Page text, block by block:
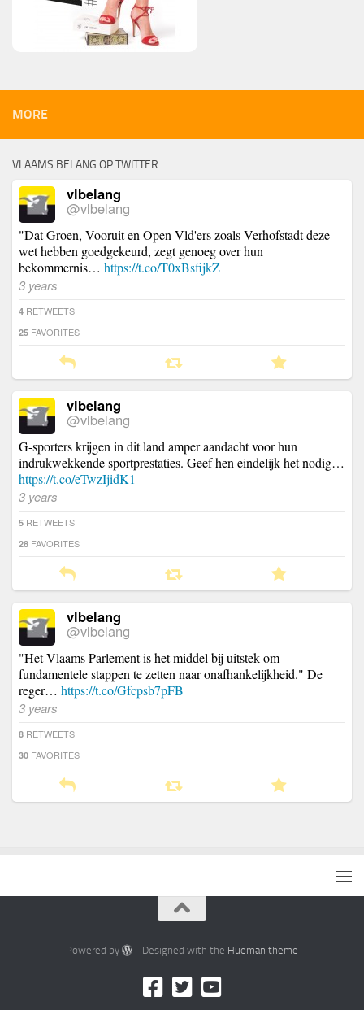
MORE
VLAAMS BELANG OP TWITTER
vlbelang
@vlbelang
"Dat Groen, Vooruit en Open Vld'ers zoals Verhofstadt deze
wet hebben goedgekeurd, zegt genoeg over hun
bekommernis… https://t.co/T0xBsfijkZ
3 years
4 RETWEETS
25 FAVORITES
vlbelang
@vlbelang
G-sporters krijgen in dit land amper aandacht voor hun
indrukwekkende sportprestaties. Geef hen eindelijk het nodig…
https://t.co/eTwzIjidK1
3 years
5 RETWEETS
28 FAVORITES
vlbelang
@vlbelang
"Het Vlaams Parlement is het middel bij uitstek om
fundamentele stappen te zetten naar onafhankelijkheid." De
reger… https://t.co/Gfcpsb7pFB
3 years
8 RETWEETS
30 FAVORITES
Powered by - Designed with the Hueman theme